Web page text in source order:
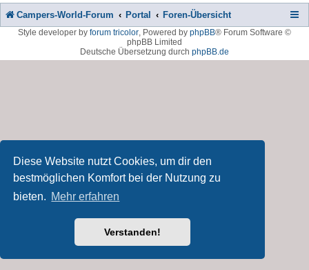
Diese Website nutzt Cookies, um dir den
bestmöglichen Komfort bei der Nutzung zu
bieten. Mehr erfahren
Verstanden!
Campers-World-Forum Portal Foren-Übersicht
Style developer by forum tricolor, Powered by phpBB® Forum Software ©
phpBB Limited
Deutsche Übersetzung durch phpBB.de